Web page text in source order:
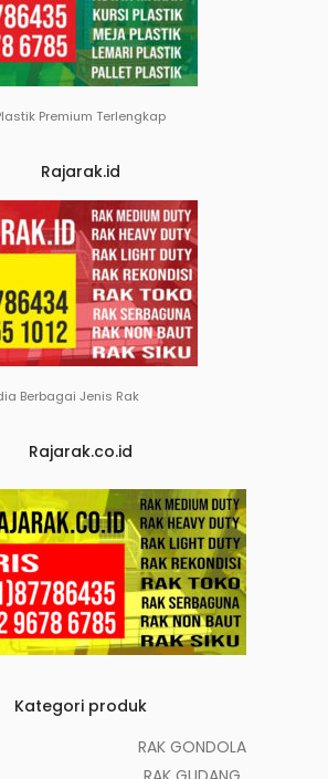
Premium Terlengkap
Rajarak.id
Berbagai Jenis Rak
Rajarak.co.id
Kategori produk
RAK GONDOLA